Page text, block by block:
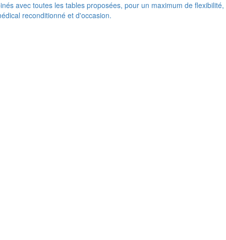
avec toutes les tables proposées, pour un maximum de flexibilité,
reconditionné et d'occasion.